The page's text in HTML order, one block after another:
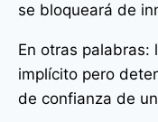
se bloqueará de
En otras palabras:
implícito pero
de confianza de